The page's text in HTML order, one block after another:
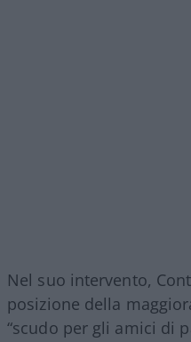
Nel suo intervento,
posizione della
“scudo per gli amici di